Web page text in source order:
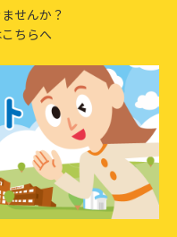
せんか？
ちらへ